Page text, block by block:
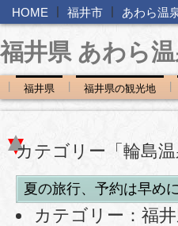
福井県 あわら
HOME | 福井市 | あわら温
福井県 福井県の観光地
カテゴリー「輪島温
夏の旅行、予約は早め
カテゴリー： 福